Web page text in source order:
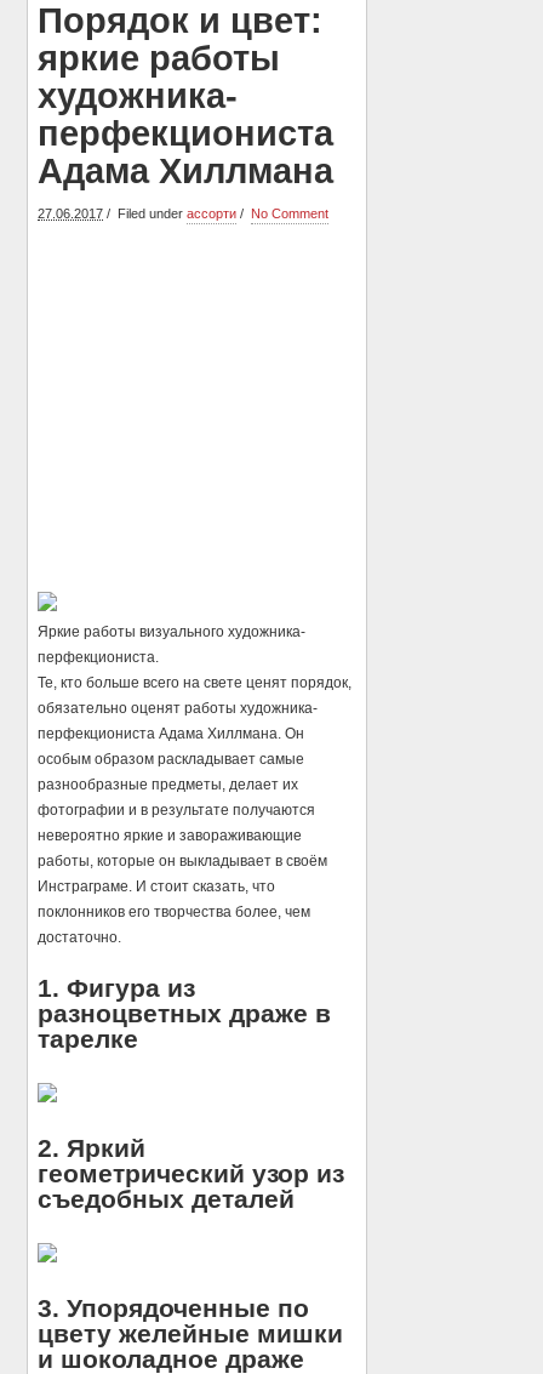
Порядок и цвет:
яркие работы
художника-
перфекциониста
Адама Хиллмана
27.06.2017 Filed underассорти No Comment
Яркие работы визуального художника-
перфекциониста.
Те, кто больше всего на свете ценят порядок,
обязательно оценят работы художника-
перфекциониста Адама Хиллмана. Он
особым образом раскладывает самые
разнообразные предметы, делает их
фотографии и в результате получаются
невероятно яркие и завораживающие
работы, которые он выкладывает в своём
Инстраграме. И стоит сказать, что
поклонников его творчества более, чем
достаточно.
1. Фигура из
разноцветных драже в
тарелке
2. Яркий
геометрический узор из
съедобных деталей
3. Упорядоченные по
цвету желейные мишки
и шоколадное драже